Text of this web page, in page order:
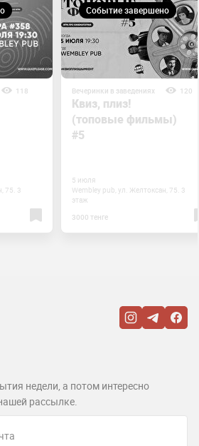
118
75. 3
Событие завершено
Вечеринки в заведениях 120
Квиз, плиз!
(топовые фильмы)
#5
5 июля
Wembley pub, ул. Желтоксан, 75. 3
этаж
3000 тенге
недели, а потом интересно
рассылке.